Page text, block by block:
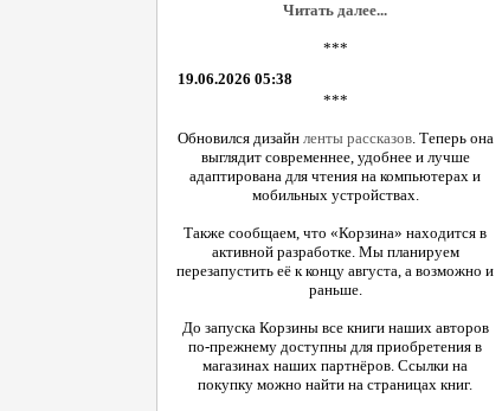
Читать далее...
***
19.06.2026 05:38
***
Обновился дизайн ленты рассказов. Теперь она
выглядит современнее, удобнее и лучше
адаптирована для чтения на компьютерах и
мобильных устройствах.
Также сообщаем, что «Корзина» находится в
активной разработке. Мы планируем
перезапустить её к концу августа, а возможно и
раньше.
До запуска Корзины все книги наших авторов
по-прежнему доступны для приобретения в
магазинах наших партнёров. Ссылки на
покупку можно найти на страницах книг.